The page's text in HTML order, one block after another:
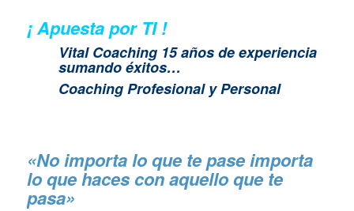
¡ Apuesta por TI !
Vital Coaching 15 años de experiencia
sumando éxitos…
Coaching Profesional y Personal
«No importa lo que te pase importa
lo que haces con aquello que te
pasa»